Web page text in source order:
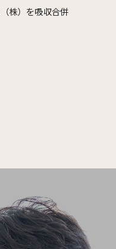
株）を吸収合併